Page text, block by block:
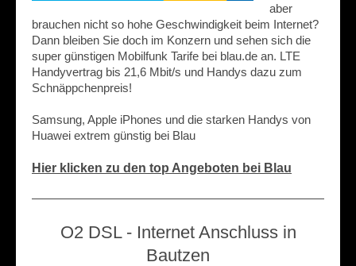
aber
brauchen nicht so hohe Geschwindigkeit beim Internet?
Dann bleiben Sie doch im Konzern und sehen sich die
super günstigen Mobilfunk Tarife bei blau.de an. LTE
Handyvertrag bis 21,6 Mbit/s und Handys dazu zum
Schnäppchenpreis!
Samsung, Apple iPhones und die starken Handys von
Huawei extrem günstig bei Blau
Hier klicken zu den top Angeboten bei Blau
O2 DSL - Internet Anschluss in
Bautzen